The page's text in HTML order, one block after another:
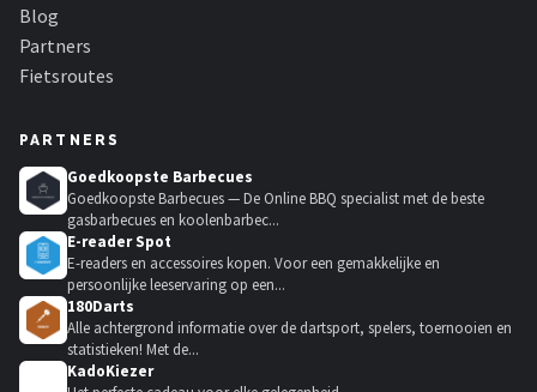
Blog
Partners
Fietsroutes
PARTNERS
Goedkoopste Barbecues
Goedkoopste Barbecues — De Online BBQ specialist met de beste
gasbarbecues en koolenbarbec...
E-reader Spot
E-readers en accessoires kopen. Voor een gemakkelijke en
persoonlijke leeservaring op een...
180Darts
Alle achtergrond informatie over de dartsport, spelers, toernooien en
statistieken! Met de...
KadoKiezer